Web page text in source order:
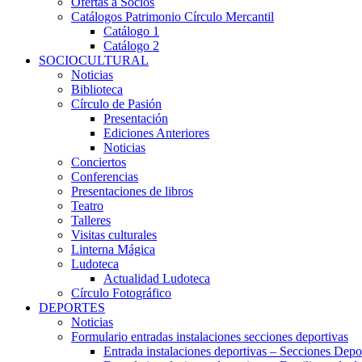
Catálogos Patrimonio Círculo Mercantil
Catálogo 1
Catálogo 2
SOCIOCULTURAL
Noticias
Biblioteca
Círculo de Pasión
Presentación
Ediciones Anteriores
Noticias
Conciertos
Conferencias
Presentaciones de libros
Teatro
Talleres
Visitas culturales
Linterna Mágica
Ludoteca
Actualidad Ludoteca
Círculo Fotográfico
DEPORTES
Noticias
Formulario entradas instalaciones secciones deportivas
Entrada instalaciones deportivas – Secciones